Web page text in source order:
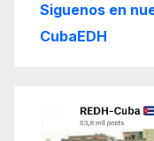
Siguenos en
CubaEDH